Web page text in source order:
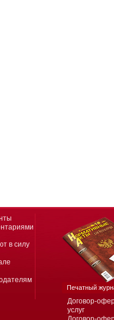
Договор-
услуг
в силу
Печатный